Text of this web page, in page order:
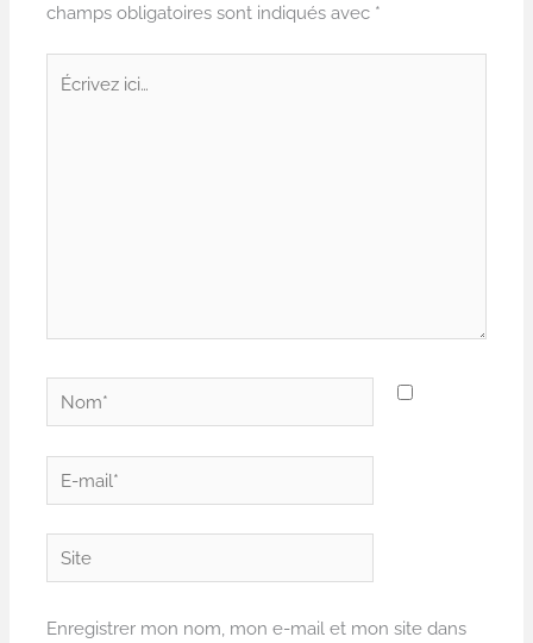
champs obligatoires sont indiqués avec *
Écrivez
Nom*
E-
mail*
Site
Enregistrer mon nom, mon e-mail et mon site dans